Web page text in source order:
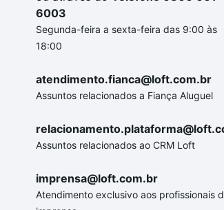
6003
Segunda-feira a sexta-feira das 9:00 às
18:00
atendimento.fianca@loft.com.br
Assuntos relacionados a Fiança Aluguel
Assuntos relacionados ao CRM Loft
imprensa@loft.com.br
Atendimento exclusivo aos profissionais